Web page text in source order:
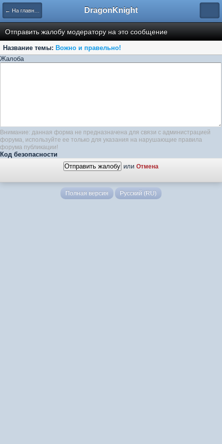
← На главную DragonKnight
Отправить жалобу модератору на это сообщение
Название темы: Вожно и правельно!
Жалоба
Внимание: данная форма не предназначена для связи с администрацией
форума, используйте ее только для указания на нарушающие правила
форума публикации!
Код безопасности
или Отмена
Полная версия Русский (RU)